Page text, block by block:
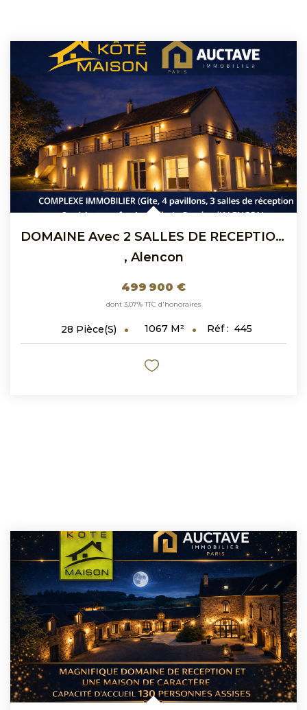
DOMAINE Avec 2 SALLES DE RECEPTION - 20 CHAMBRES A VENDRE
, Alencon
499 900 €
dont 3,07% TTC d'honoraires
28 Pièce(s) 1067 M² Réf : 445